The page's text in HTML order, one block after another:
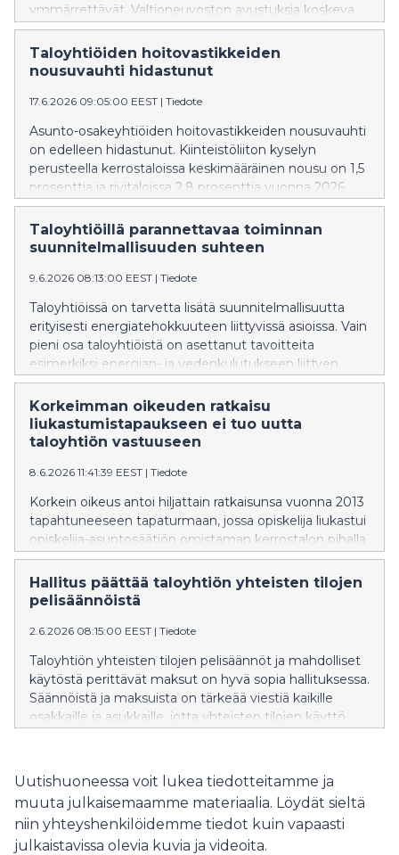
ymmärrettävät. Valtioneuvoston avustuksia koskeva
asetus on saatettava voimaan nopeasti, jotta
taloyhtiöt pääsevät etenemään korjaushankkeissaan.
Taloyhtiöiden hoitovastikkeiden
nousuvauhti hidastunut
17.6.2026 09:05:00 EEST | Tiedote
Asunto-osakeyhtiöiden hoitovastikkeiden nousuvauhti
on edelleen hidastunut. Kiinteistöliiton kyselyn
perusteella kerrostaloissa keskimääräinen nousu on 1,5
prosenttia ja rivitaloissa 2,8 prosenttia vuonna 2026.
Kerrostaloyhtiöissä keskimääräinen vastiketason
kasvuvauhti on hidastunut selvästi rivitaloja enemmän.
Taloyhtiöillä parannettavaa toiminnan
suunnitelmallisuuden suhteen
9.6.2026 08:13:00 EEST | Tiedote
Taloyhtiöissä on tarvetta lisätä suunnitelmallisuutta
erityisesti energiatehokkuuteen liittyvissä asioissa. Vain
pieni osa taloyhtiöistä on asettanut tavoitteita
esimerkiksi energian- ja vedenkulutukseen liittyen,
vaikka näillä olisi iso merkitys asumiskustannusten sekä
asumisen päästöjen näkökulmasta. Tiedot selviävät
Kiinteistöliiton jäsentaloyhtiöilleen tekemän energia- ja
ilmastoaiheisen kyselyn vastauksista.
Korkeimman oikeuden ratkaisu
liukastumistapaukseen ei tuo uutta
taloyhtiön vastuuseen
8.6.2026 11:41:39 EEST | Tiedote
Korkein oikeus antoi hiljattain ratkaisunsa vuonna 2013
tapahtuneeseen tapaturmaan, jossa opiskelija liukastui
opiskelija-asuntosäätiön omistaman kerrostalon pihalla
ja vammautui pysyvästi. Kiinteistönomistajan
vastuuseen ratkaisu ei tuo uutta näkökulmaa, sillä
valituslupa korkeimpaan oikeuteen oli myönnetty
syntyneen velan vanhentumisesta.
Hallitus päättää taloyhtiön yhteisten tilojen
pelisäännöistä
2.6.2026 08:15:00 EEST | Tiedote
Taloyhtiön yhteisten tilojen pelisäännöt ja mahdolliset
käytöstä perittävät maksut on hyvä sopia hallituksessa.
Säännöistä ja maksuista on tärkeää viestiä kaikille
osakkaille ja asukkaille, jotta yhteisten tilojen käyttö
Uutishuoneessa voit lukea tiedotteitamme ja
muuta julkaisemaamme materiaalia. Löydät sieltä
niin yhteyshenkilöidemme tiedot kuin vapaasti
julkaistavissa olevia kuvia ja videoita.